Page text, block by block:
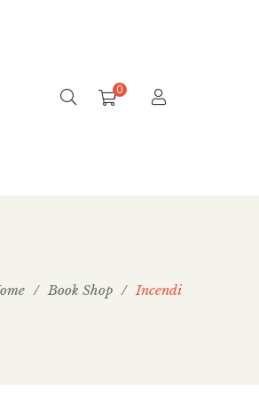
0
/ Book Shop / Incendi